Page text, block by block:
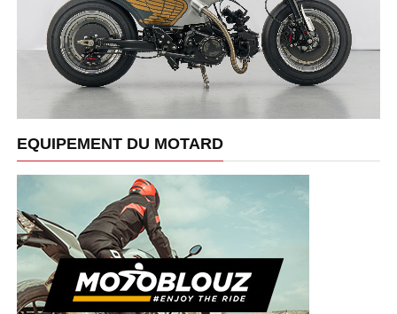
EQUIPEMENT DU MOTARD